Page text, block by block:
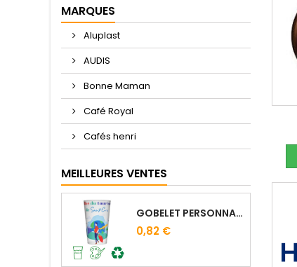
MARQUES
Aluplast
AUDIS
Bonne Maman
Café Royal
Cafés henri
MEILLEURES VENTES
GOBELET PERSONNALISÉ 25/33 CL - IMPRESSION QUADRICHROMIE DIGITALE
0,82 €